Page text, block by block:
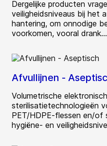
Dergelijke producten
veiligheidsniveaus bij het
hantering, om onnodige
voorkomen, vooral drank...
Afvullijnen -
Volumetrische
sterilisatietechnologieën
PET/HDPE-flessen en/of
hygiëne- en